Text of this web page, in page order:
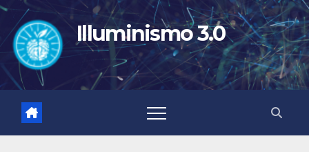
Salta
contenuto
Illuminismo 3.0